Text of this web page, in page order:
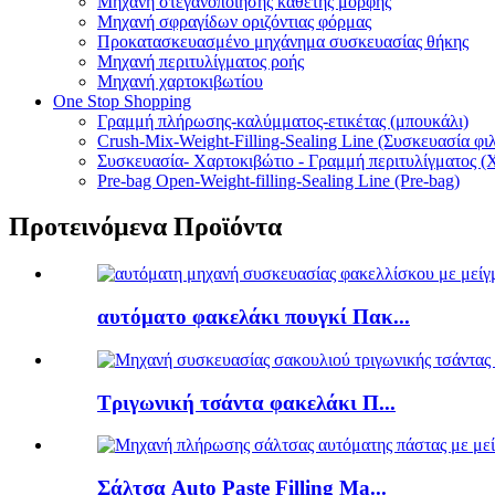
Μηχανή σφραγίδων οριζόντιας φόρμας
Προκατασκευασμένο μηχάνημα συσκευασίας θήκης
Μηχανή περιτυλίγματος ροής
Μηχανή χαρτοκιβωτίου
One Stop Shopping
Γραμμή πλήρωσης-καλύμματος-ετικέτας (μπουκάλι)
Crush-Mix-Weight-Filling-Sealing Line (Συσκευασία
Συσκευασία- Χαρτοκιβώτιο - Γραμμή περιτυλίγματος
Pre-bag Open-Weight-filling-Sealing Line (Pre-bag)
Προτεινόμενα Προϊόντα
αυτόματο φακελάκι πουγκί Πακ...
Τριγωνική τσάντα φακελάκι Π...
Σάλτσα Auto Paste Filling Ma...